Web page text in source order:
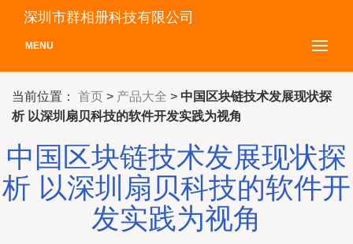
深圳市群相册科技有限公司
MENU
当前位置： 首页 > 产品大全 > 中国区块链技术发展现状探
析 以深圳扇贝科技的软件开发实践为视角
中国区块链技术发展现状探
析 以深圳扇贝科技的软件开
发实践为视角